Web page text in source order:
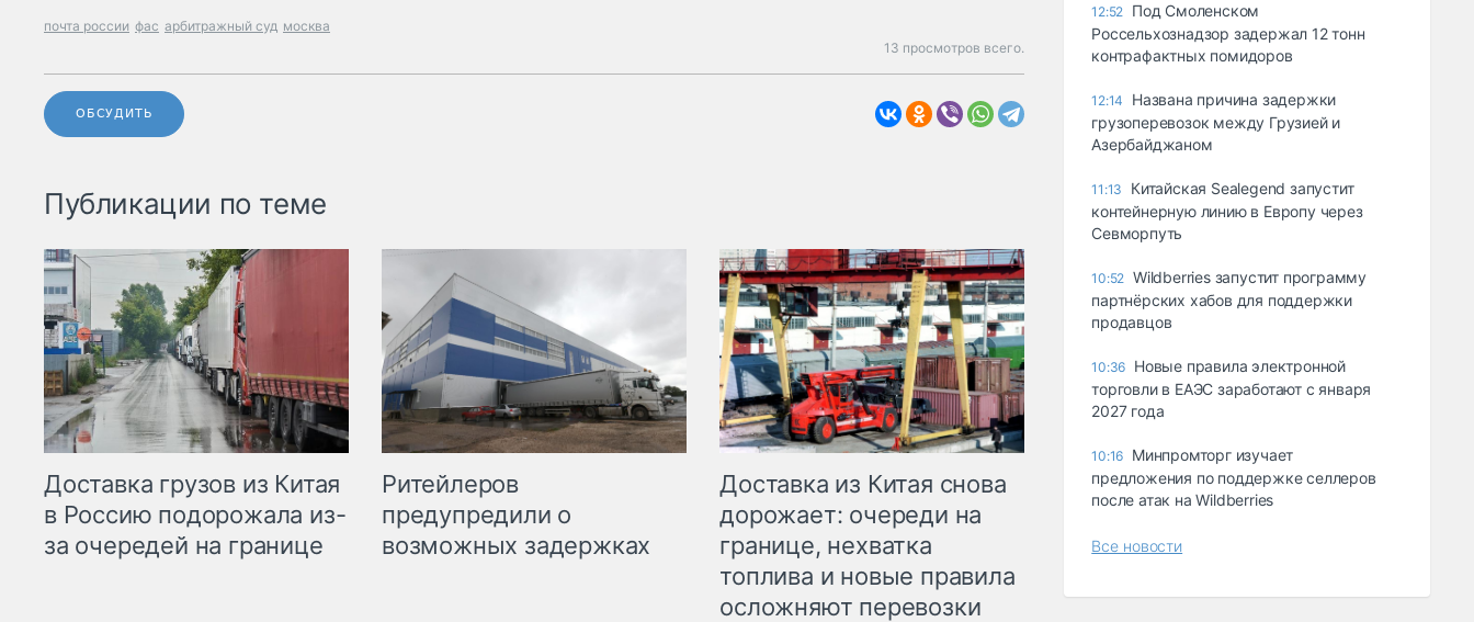
почта россии фас арбитражный суд москва
13 просмотров всего.
ОБСУДИТЬ
Публикации по теме
Доставка грузов из Китая
в Россию подорожала из-
за очередей на границе
Ритейлеров
предупредили о
возможных задержках
Доставка из Китая снова
дорожает: очереди на
границе, нехватка
топлива и новые правила
осложняют перевозки
12:52 Под Смоленском
Россельхознадзор задержал 12 тонн
контрафактных помидоров
12:14
Названа причина задержки
грузоперевозок между Грузией и
Азербайджаном
11:13
Китайская Sealegend запустит
контейнерную линию в Европу через
Севморпуть
10:52 Wildberries запустит программу
партнёрских хабов для поддержки
продавцов
10:36 Новые правила электронной
торговли в ЕАЭС заработают с января
2027 года
10:16 Минпромторг изучает
предложения по поддержке селлеров
после атак на Wildberries
Все новости